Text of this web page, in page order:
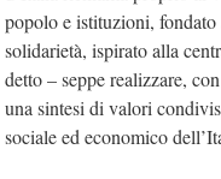
popolo e istituzioni,
solidarietà, ispirato alla
detto – seppe realizzare,
una sintesi di valori
sociale ed economico